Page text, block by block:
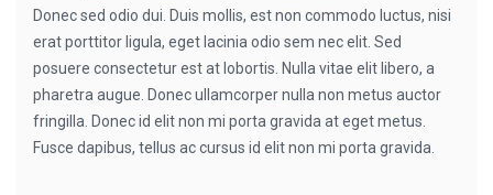
Donec sed odio dui. Duis mollis, est non commodo luctus, nisi
erat porttitor ligula, eget lacinia odio sem nec elit. Sed
posuere consectetur est at lobortis. Nulla vitae elit libero, a
pharetra augue. Donec ullamcorper nulla non metus auctor
fringilla. Donec id elit non mi porta gravida at eget metus.
Fusce dapibus, tellus ac cursus id elit non mi porta gravida.